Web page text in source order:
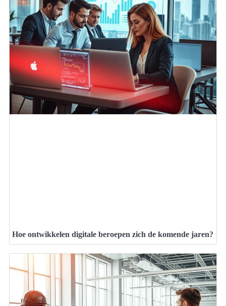
Hoe ontwikkelen digitale beroepen zich de komende jaren?